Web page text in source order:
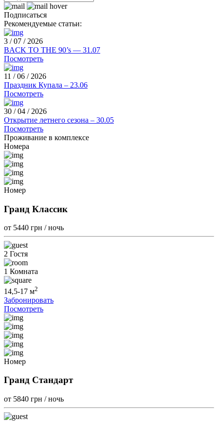
Подписаться
Рекомендуемые статьи:
3 / 07 / 2026
BACK TO THE 90’s — 31.07
Посмотреть
11 / 06 / 2026
Праздник Купала – 23.06
Посмотреть
30 / 04 / 2026
Открытие летнего сезона – 30.05
Посмотреть
Проживание в комплексе
Номера
Номер
Гранд Классик
от 5440 грн / ночь
2 Гостя
1 Комната
14,5-17 м2
Забронировать
Посмотреть
Номер
Гранд Стандарт
от 5840 грн / ночь